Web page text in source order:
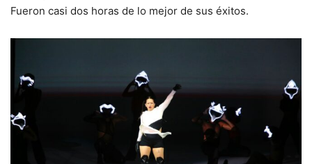
Fueron casi dos horas de lo mejor de sus éxitos.